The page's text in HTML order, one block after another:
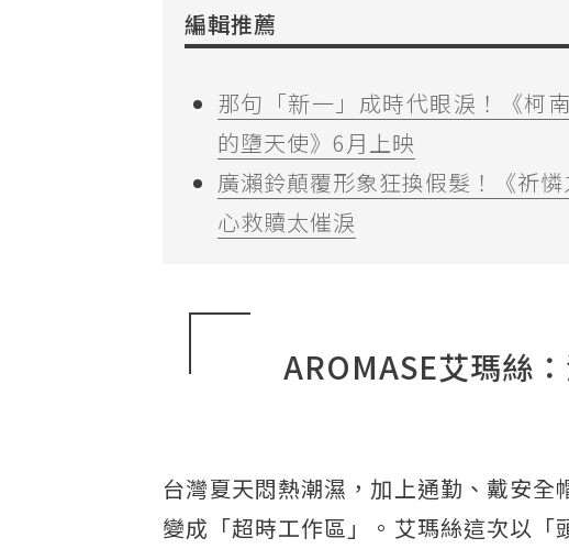
編輯推薦
那句「新一」成時代眼淚！《柯
的墮天使》6月上映
廣瀨鈴顛覆形象狂換假髮！《祈
心救贖太催淚
AROMASE艾瑪絲
台灣夏天悶熱潮濕，加上通勤、戴安
變成「超時工作區」。艾瑪絲這次以